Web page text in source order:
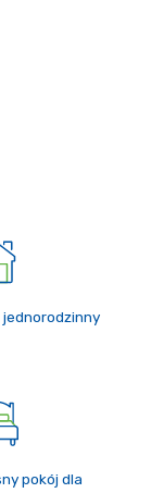
jednorodzinny
pokój dla